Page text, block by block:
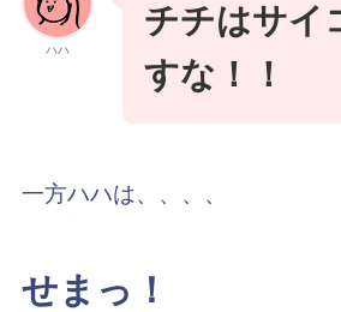
ハハ
チチはサイ
すな！！
一方ハハは、、、、
せまっ！